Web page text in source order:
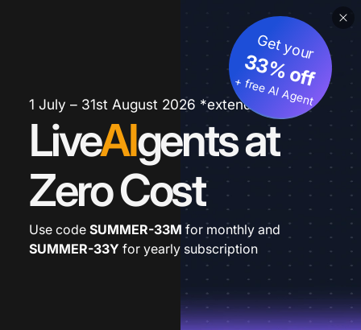
1 July – 31st August 2026 *extended
LiveAIgents at
Zero Cost
Get your
33% off
+ free AI Agent
Use code SUMMER-33M for monthly and
SUMMER-33Y for yearly subscription